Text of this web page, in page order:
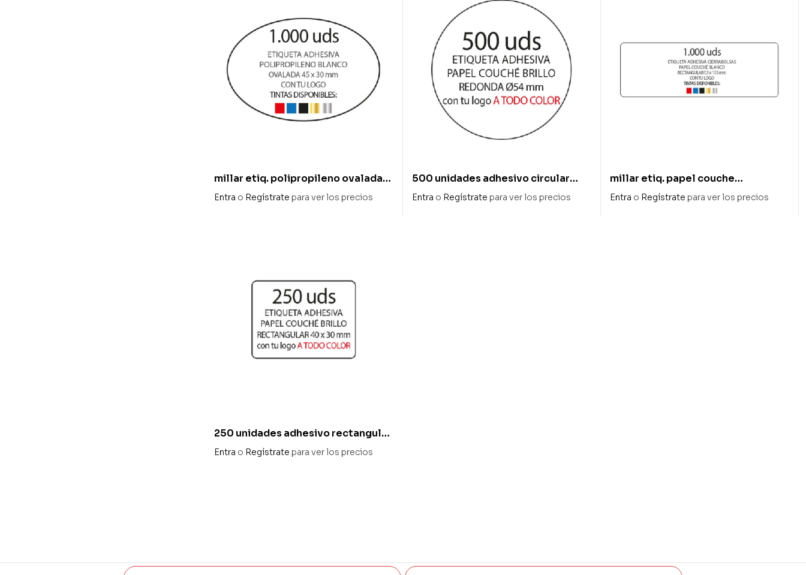
millar etiq. polipropileno ovalada
45×30 mm blanca
Entra o Regístrate para ver los precios
500 unidades adhesivo circular
diam.55 personalizado – impresión
Entra o Regístrate para ver los precios
millar etiq. papel couche
rectangular 53×155 mm blanco
Entra o Regístrate para ver los precios
250 unidades adhesivo rectangular
40 x 30 mm personalizado –
Entra o Regístrate para ver los precios